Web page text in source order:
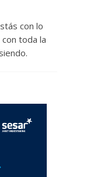
con lo
toda la